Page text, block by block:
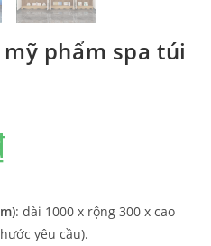
phẩm spa túi
: dài 1000 x rộng 300 x cao
yêu cầu).